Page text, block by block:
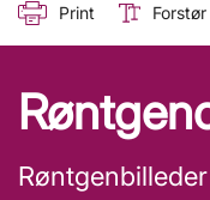
Print